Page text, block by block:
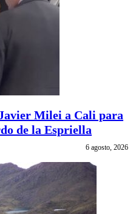
Milei a Cali para
de la Espriella
6 agosto, 2026